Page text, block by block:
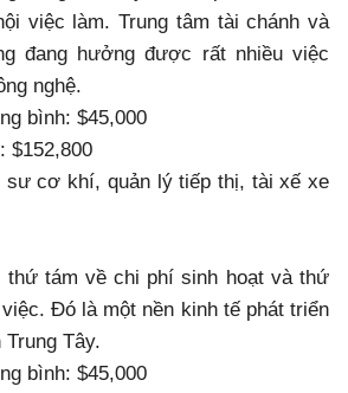
việc làm. Trung tâm tài chánh và
đang hưởng được rất nhiều việc
nghệ.
bình: $45,000
$152,800
sư cơ khí, quản lý tiếp thị, tài xế xe
tám về chi phí sinh hoạt và thứ
Đó là một nền kinh tế phát triển
Tây.
bình: $45,000